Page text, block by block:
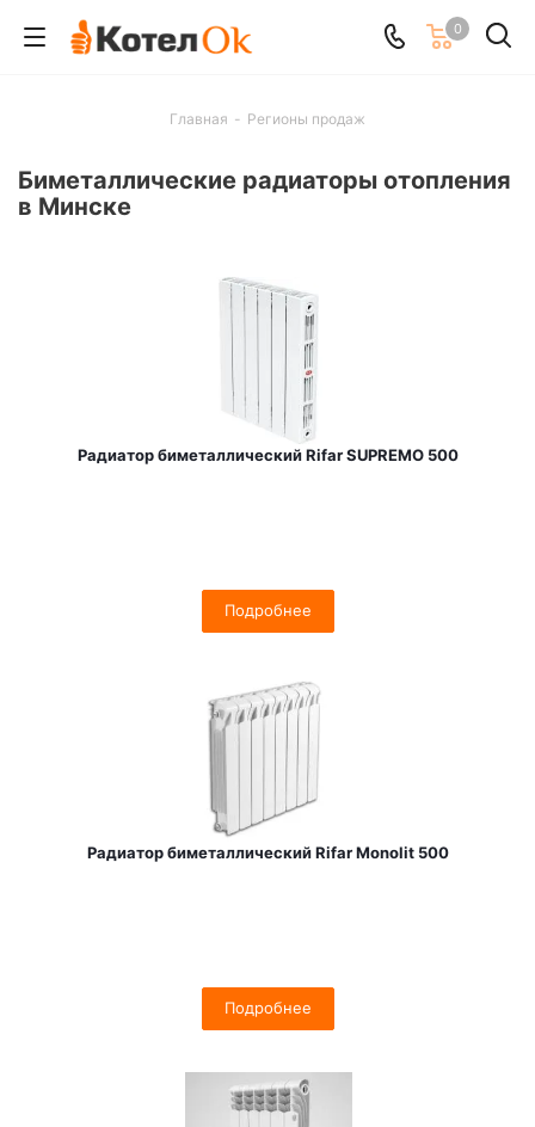
0
Главная - Регионы продаж
Биметаллические радиаторы отопления
в Минске
Радиатор биметаллический Rifar SUPREMO 500
Подробнее
Радиатор биметаллический Rifar Monolit 500
Подробнее